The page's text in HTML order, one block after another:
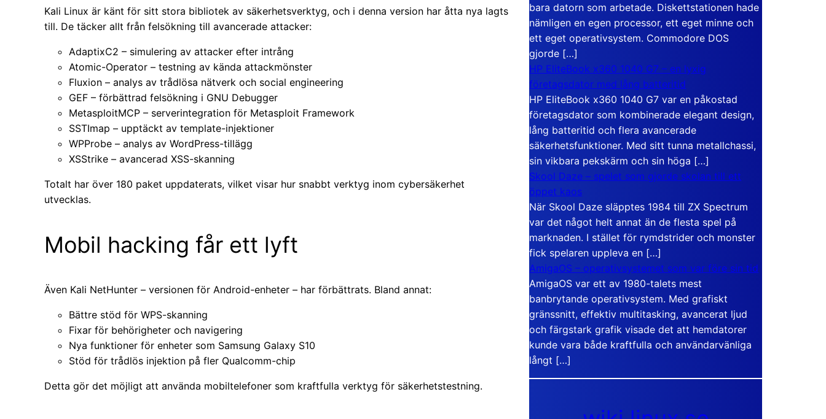
Kali Linux är känt för sitt stora bibliotek av säkerhetsverktyg, och i denna version har åtta nya lagts
till. De täcker allt från felsökning till avancerade attacker:
AdaptixC2 – simulering av attacker efter intrång
Atomic-Operator – testning av kända attackmönster
Fluxion – analys av trådlösa nätverk och social engineering
GEF – förbättrad felsökning i GNU Debugger
MetasploitMCP – serverintegration för Metasploit Framework
SSTImap – upptäckt av template-injektioner
WPProbe – analys av WordPress-tillägg
XSStrike – avancerad XSS-skanning
Totalt har över 180 paket uppdaterats, vilket visar hur snabbt verktyg inom cybersäkerhet
utvecklas.
Mobil hacking får ett lyft
Även Kali NetHunter – versionen för Android-enheter – har förbättrats. Bland annat:
Bättre stöd för WPS-skanning
Fixar för behörigheter och navigering
Nya funktioner för enheter som Samsung Galaxy S10
Stöd för trådlös injektion på fler Qualcomm-chip
Detta gör det möjligt att använda mobiltelefoner som kraftfulla verktyg för säkerhetstestning.
bara datorn som arbetade. Diskettstationen hade
nämligen en egen processor, ett eget minne och
ett eget operativsystem. Commodore DOS
gjorde […]
HP EliteBook x360 1040 G7 – en lyxig
företagsdator med lång batteritid
HP EliteBook x360 1040 G7 var en påkostad
företagsdator som kombinerade elegant design,
lång batteritid och flera avancerade
säkerhetsfunktioner. Med sitt tunna metallchassi,
sin vikbara pekskärm och sin höga […]
Skool Daze – spelet som gjorde skolan till ett
öppet kaos
När Skool Daze släpptes 1984 till ZX Spectrum
var det något helt annat än de flesta spel på
marknaden. I stället för rymdstrider och monster
fick spelaren uppleva en […]
AmigaOS – operativsystemet som var före sin tid
AmigaOS var ett av 1980-talets mest
banbrytande operativsystem. Med grafiskt
gränssnitt, effektiv multitasking, avancerat ljud
och färgstark grafik visade det att hemdatorer
kunde vara både kraftfulla och användarvänliga
långt […]